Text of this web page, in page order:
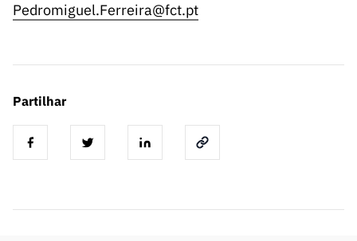
Pedromiguel.Ferreira@fct.pt
Partilhar